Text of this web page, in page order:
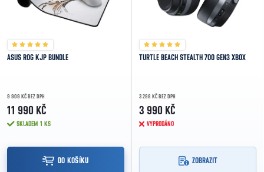
ASUS ROG KJP BUNDLE
9 909 KČ BEZ DPH
11 990 KČ
SKLADEM 1 KS
DO KOŠÍKU
TURTLE BEACH STEALTH 700 GEN3 XBOX
3 298 KČ BEZ DPH
3 990 KČ
VYPRODÁNO
ZOBRAZIT